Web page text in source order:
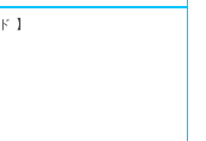
】